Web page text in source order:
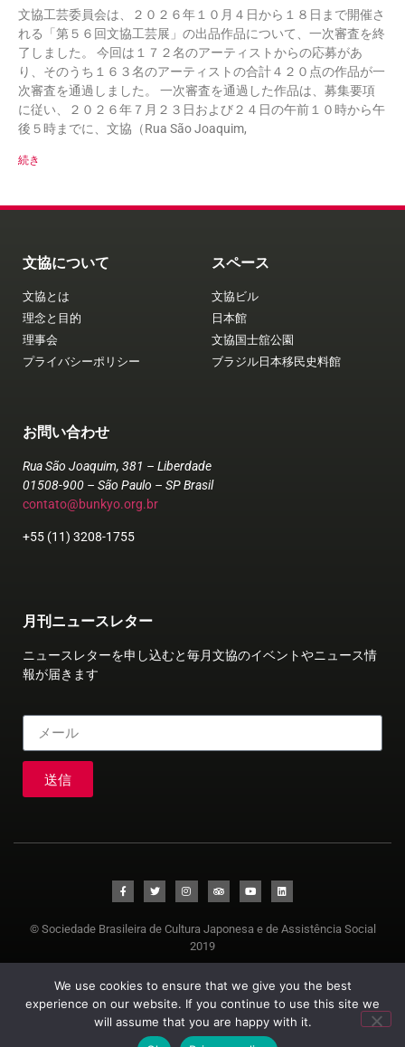
文協工芸委員会は、２０２６年１０月４日から１８日まで開催さ
れる「第５６回文協工芸展」の出品作品について、一次審査を終
了しました。 今回は１７２名のアーティストからの応募があ
り、そのうち１６３名のアーティストの合計４２０点の作品が一
次審査を通過しました。 一次審査を通過した作品は、募集要項
に従い、２０２６年７月２３日および２４日の午前１０時から午
後５時までに、文協（Rua São Joaquim,
続き
文協について
文協とは
理念と目的
理事会
プライバシーポリシー
スペース
文協ビル
日本館
文協国士舘公園
ブラジル日本移民史料館
お問い合わせ
Rua São Joaquim, 381 – Liberdade
01508-900 – São Paulo – SP Brasil
contato@bunkyo.org.br
+55 (11) 3208-1755
月刊ニュースレター
ニュースレターを申し込むと毎月文協のイベントやニュース情
報が届きます
送信
© Sociedade Brasileira de Cultura Japonesa e de Assistência Social
2019
We use cookies to ensure that we give you the best
experience on our website. If you continue to use this site we
will assume that you are happy with it.